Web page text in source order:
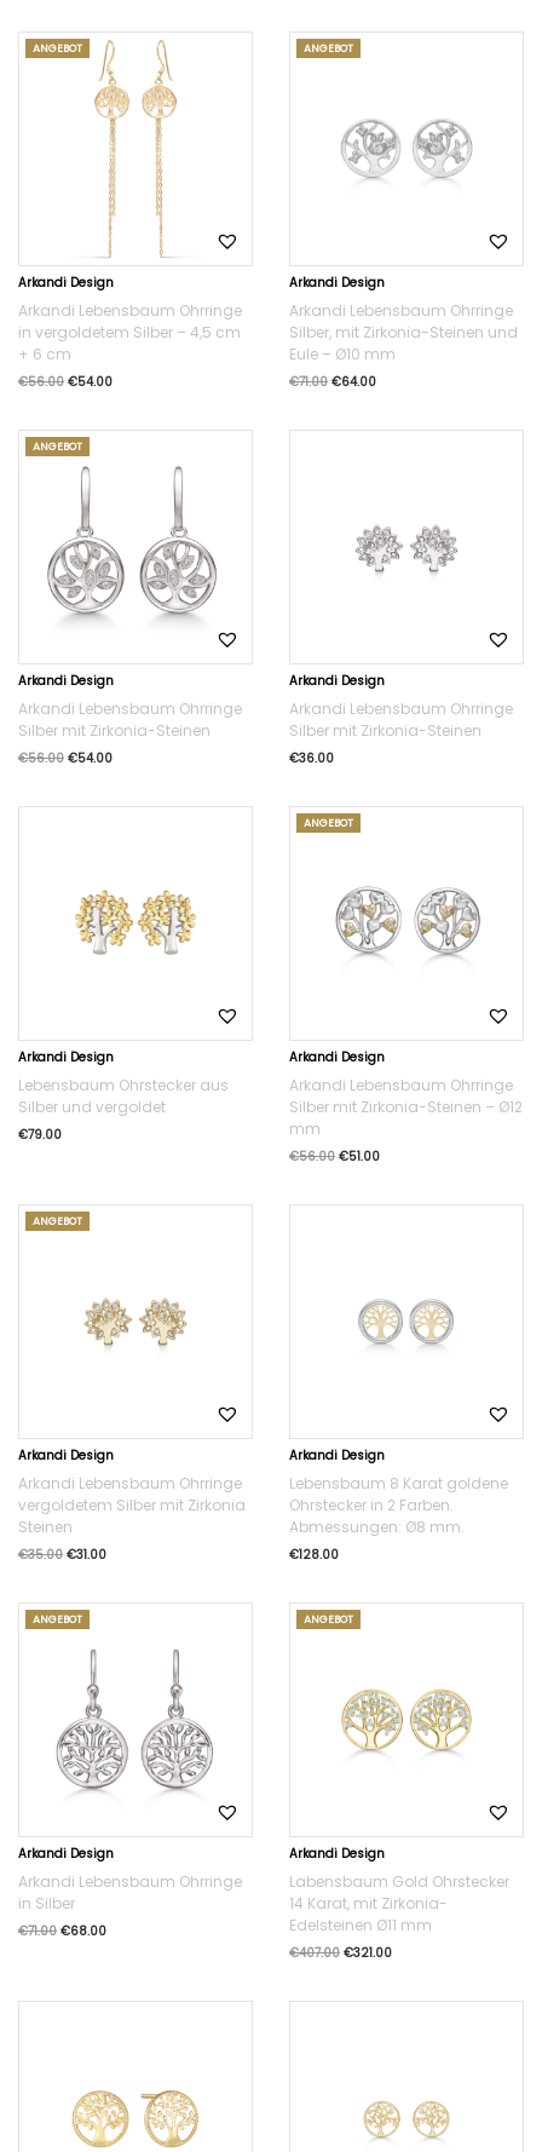
ANGEBOT
Arkandi Design
Arkandi Lebensbaum Ohrringe
in vergoldetem Silber – 4,5 cm
+ 6 cm
€56.00 €54.00
ANGEBOT
Arkandi Design
Arkandi Lebensbaum Ohrringe
Silber, mit Zirkonia-Steinen und
Eule – Ø10 mm
€71.00 €64.00
ANGEBOT
Arkandi Design
Arkandi Lebensbaum Ohrringe
Silber mit Zirkonia-Steinen
€56.00 €54.00
Arkandi Design
Arkandi Lebensbaum Ohrringe
Silber mit Zirkonia-Steinen
€36.00
Arkandi Design
Lebensbaum Ohrstecker aus
Silber und vergoldet
€79.00
ANGEBOT
Arkandi Design
Arkandi Lebensbaum Ohrringe
Silber mit Zirkonia-Steinen – Ø12
mm
€56.00 €51.00
ANGEBOT
Arkandi Design
Arkandi Lebensbaum Ohrringe
vergoldetem Silber mit Zirkonia
Steinen
€35.00 €31.00
Arkandi Design
Lebensbaum 8 Karat goldene
Ohrstecker in 2 Farben.
Abmessungen: Ø8 mm.
€128.00
ANGEBOT
Arkandi Design
Arkandi Lebensbaum Ohrringe
in Silber
€71.00 €68.00
ANGEBOT
Arkandi Design
Labensbaum Gold Ohrstecker
14 Karat, mit Zirkonia-
Edelsteinen Ø11 mm
€407.00 €321.00